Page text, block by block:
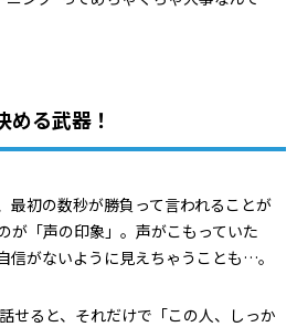
める武器！
最初の数秒が勝負って言われることが
が「声の印象」。声がこもっていた
信がないように見えちゃうことも…。
せると、それだけで「この人、しっか